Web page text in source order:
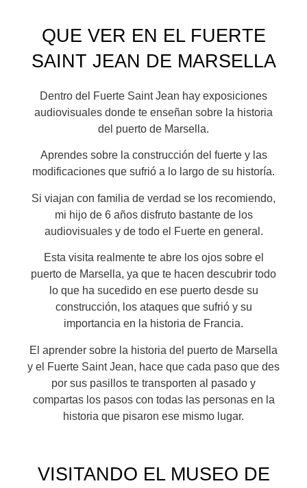
QUE VER EN EL FUERTE
SAINT JEAN DE MARSELLA
Dentro del Fuerte Saint Jean hay exposiciones
audiovisuales donde te enseñan sobre la historia
del puerto de Marsella.
Aprendes sobre la construcción del fuerte y las
modificaciones que sufrió a lo largo de su historía.
Si viajan con familia de verdad se los recomiendo,
mi hijo de 6 años disfruto bastante de los
audiovisuales y de todo el Fuerte en general.
Esta visita realmente te abre los ojos sobre el
puerto de Marsella, ya que te hacen descubrir todo
lo que ha sucedido en ese puerto desde su
construcción, los ataques que sufrió y su
importancia en la historia de Francia.
El aprender sobre la historia del puerto de Marsella
y el Fuerte Saint Jean, hace que cada paso que des
por sus pasillos te transporten al pasado y
compartas los pasos con todas las personas en la
historia que pisaron ese mismo lugar.
VISITANDO EL MUSEO DE